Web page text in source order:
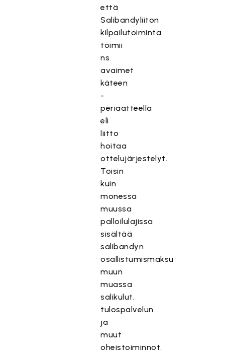
että
Salibandyliiton
kilpailutoiminta
toimii
ns.
avaimet
käteen
-
periaatteella
eli
liitto
hoitaa
ottelujärjestelyt.
Toisin
kuin
monessa
muussa
palloilulajissa
sisältää
salibandyn
osallistumismaksu
muun
muassa
salikulut,
tulospalvelun
ja
muut
oheistoiminnot.